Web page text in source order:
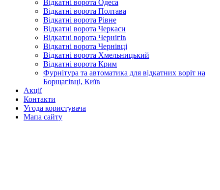
Відкатні ворота Одеса
Відкатні ворота Полтава
Відкатні ворота Рівне
Відкатні ворота Черкаси
Відкатні ворота Чернігів
Відкатні ворота Чернівці
Відкатні ворота Хмельницький
Відкатні ворота Крим
Фурнітура та автоматика для відкатних воріт на
Борщагівці, Київ
Акції
Контакти
Угода користувача
Мапа сайту